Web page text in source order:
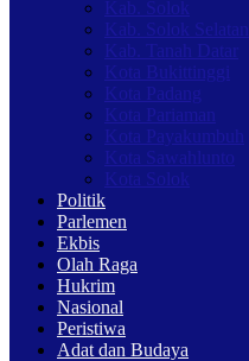
Kab. Solok
Kab. Solok Selatan
Kab. Tanah Datar
Kota Bukittinggi
Kota Padang
Kota Pariaman
Kota Payakumbuh
Kota Sawahlunto
Kota Solok
Politik
Parlemen
Ekbis
Olah Raga
Hukrim
Nasional
Peristiwa
Adat dan Budaya